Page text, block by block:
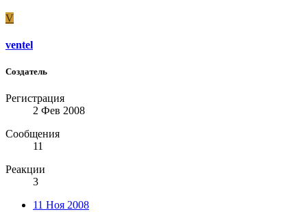
V
ventel
Создатель
Регистрация
2 Фев 2008
Сообщения
11
Реакции
3
11 Ноя 2008